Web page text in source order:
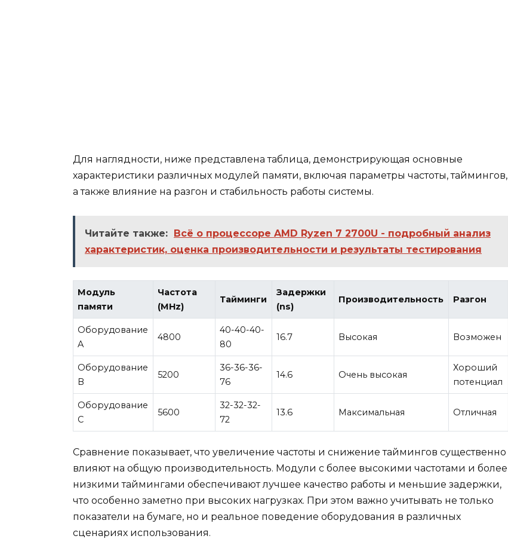
Для наглядности, ниже представлена таблица, демонстрирующая основные
характеристики различных модулей памяти, включая параметры частоты, таймингов,
а также влияние на разгон и стабильность работы системы.
Читайте также:
Всё о процессоре AMD Ryzen 7 2700U - подробный анализ
характеристик, оценка производительности и результаты тестирования
Модуль
памяти
Частота
(MHz)
Тайминги
Задержки
(ns)
Производительность Разгон
Оборудование
A
4800
40-40-40-
80
16.7 Высокая Возможен
Оборудование
B
5200
36-36-36-
76
14.6 Очень высокая
Хороший
потенциал
Оборудование
C
5600
32-32-32-
72
13.6 Максимальная Отличная
Сравнение показывает, что увеличение частоты и снижение таймингов существенно
влияют на общую производительность. Модули с более высокими частотами и более
низкими таймингами обеспечивают лучшее качество работы и меньшие задержки,
что особенно заметно при высоких нагрузках. При этом важно учитывать не только
показатели на бумаге, но и реальное поведение оборудования в различных
сценариях использования.